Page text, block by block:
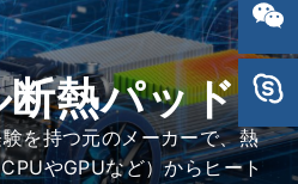
熱パッド
を持つ元のメーカーで、熱
やGPUなど）からヒート